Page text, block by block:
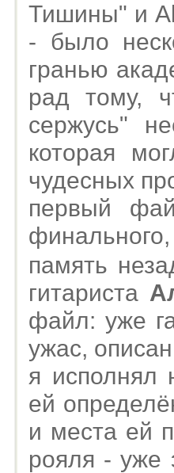
Тишины" и
- было
гранью
рад тому,
сержусь"
которая
чудесных
первый
память
гитариста
файл: уже
ужас,
я исполнял
ей
и места ей
рояля - уже